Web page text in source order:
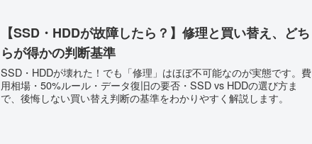
【SSD・HDDが故障したら？】修理と買い替え、どち
らが得かの判断基準
SSD・HDDが壊れた！でも「修理」はほぼ不可能なのが実態です。費
用相場・50%ルール・データ復旧の要否・SSD vs HDDの選び方ま
で、後悔しない買い替え判断の基準をわかりやすく解説します。